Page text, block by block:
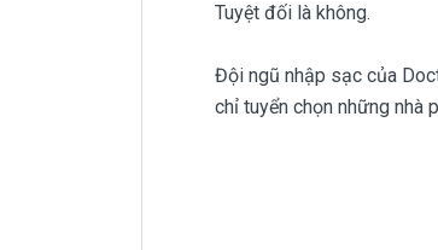
Tuyệt đối là không.
Đội ngũ nhập sạc của
chỉ tuyển chọn những nhà